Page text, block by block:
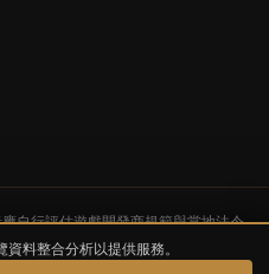
料整合分析以提供服務。
自行評估遊戲開發商規範與當地法令,
提供之數位內容」,依消費者保護法不